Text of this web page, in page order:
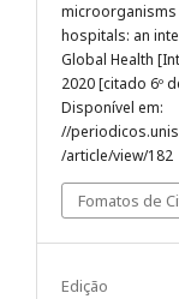
hospitals: an
Global Health
2020 [citado 6º
Disponível em:
//
/article/view/182
Fomatos de
Edição